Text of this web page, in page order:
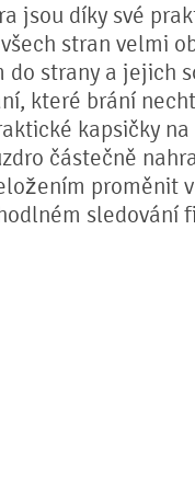
jsou díky své
stran velmi
do strany a jejich
které brání
kapsičky na
částečně
proměnit
sledování